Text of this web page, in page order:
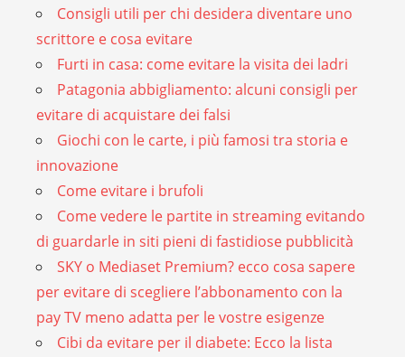
Consigli utili per chi desidera diventare uno
scrittore e cosa evitare
Furti in casa: come evitare la visita dei ladri
Patagonia abbigliamento: alcuni consigli per
evitare di acquistare dei falsi
Giochi con le carte, i più famosi tra storia e
innovazione
Come evitare i brufoli
Come vedere le partite in streaming evitando
di guardarle in siti pieni di fastidiose pubblicità
SKY o Mediaset Premium? ecco cosa sapere
per evitare di scegliere l’abbonamento con la
pay TV meno adatta per le vostre esigenze
Cibi da evitare per il diabete: Ecco la lista